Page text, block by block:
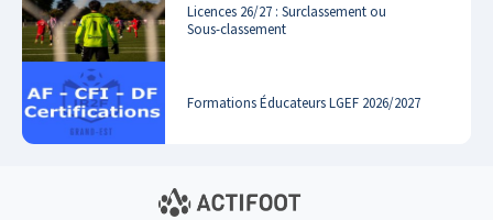
Licences 26/27 : Surclassement ou
Sous-classement
Formations Éducateurs LGEF 2026/2027